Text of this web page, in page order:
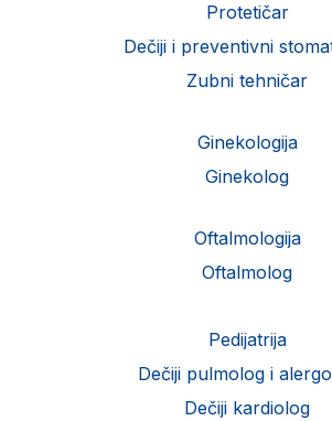
Protetičar
Dečiji i preventivni
Zubni tehničar
Ginekologija
Ginekolog
Oftalmologija
Oftalmolog
Pedijatrija
Dečiji pulmolog i
Dečiji kardiolog